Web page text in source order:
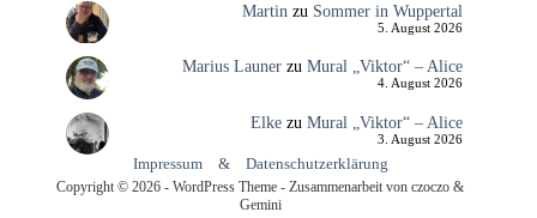
Martinzu Sommer in Wuppertal
5. August 2026
Marius Launerzu Mural „Viktor“ – Alice
4. August 2026
Elkezu Mural „Viktor“ – Alice
3. August 2026
Impressum & Datenschutzerklärung
Copyright © 2026 - WordPress Theme - Zusammenarbeit von czoczo &
Gemini